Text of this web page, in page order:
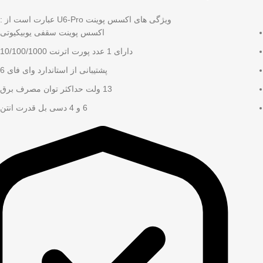
ویژگی های اکسس پوینت U6-Pro عبارت است از :
اکسس پوینت سقفی یوبیکیوتی
دارای 1 عدد پورت اترنت 10/100/1000
پشتیبانی از استاندارد وای فای 6
13 ولت حداکثر توان مصرف برق
6 و 4 دسی بل قدرت انتن